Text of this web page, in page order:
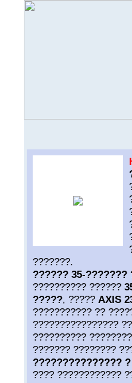
???????.
?????? 35-???????
?????????? ??????
?????, ????? AXIS
??????????? ??
????????????????
??????????
??????? ????????
???????????????
???? ????????????